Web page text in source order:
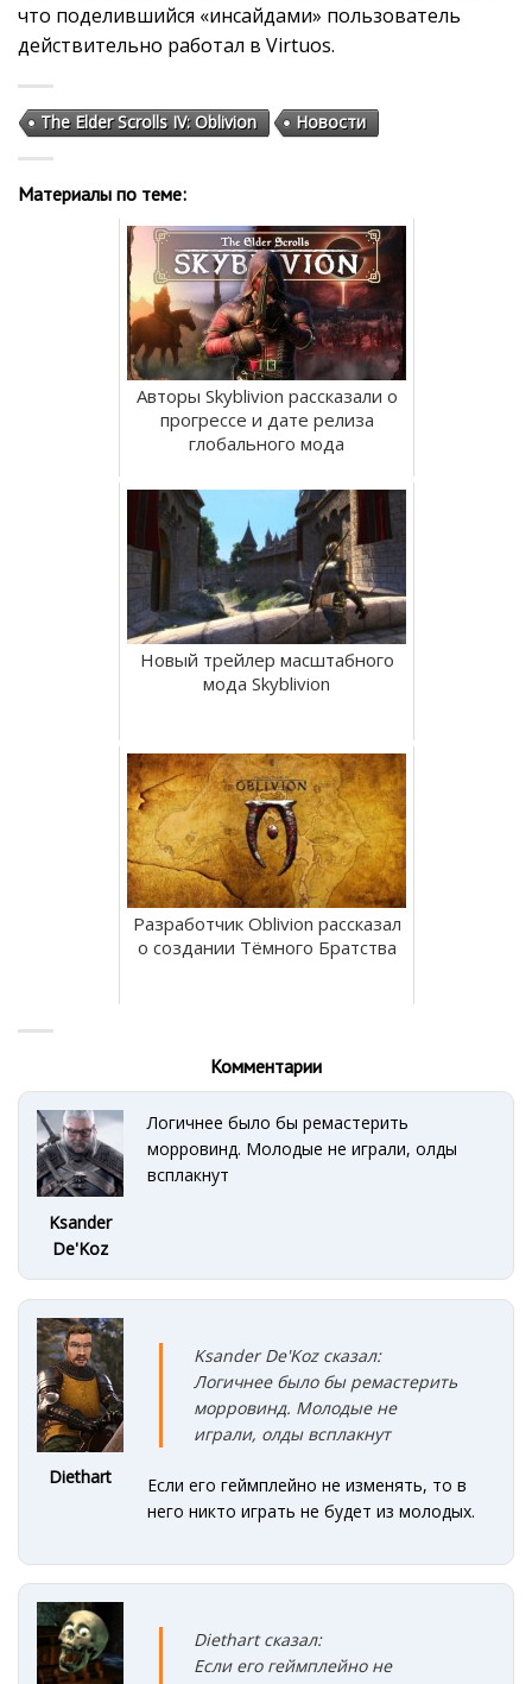
что поделившийся «инсайдами» пользователь
действительно работал в Virtuos.
The Elder Scrolls IV: Oblivion Новости
Материалы по теме:
Авторы Skyblivion рассказали о
прогрессе и дате релиза
глобального мода
Новый трейлер масштабного
мода Skyblivion
Разработчик Oblivion рассказал
о создании Тёмного Братства
Комментарии
Ksander
De'Koz
Логичнее было бы ремастерить
морровинд. Молодые не играли, олды
всплакнут
Diethart
Ksander De'Koz сказал:
Логичнее было бы ремастерить
морровинд. Молодые не
играли, олды всплакнут
Если его геймплейно не изменять, то в
него никто играть не будет из молодых.
Diethart сказал:
Если его геймплейно не